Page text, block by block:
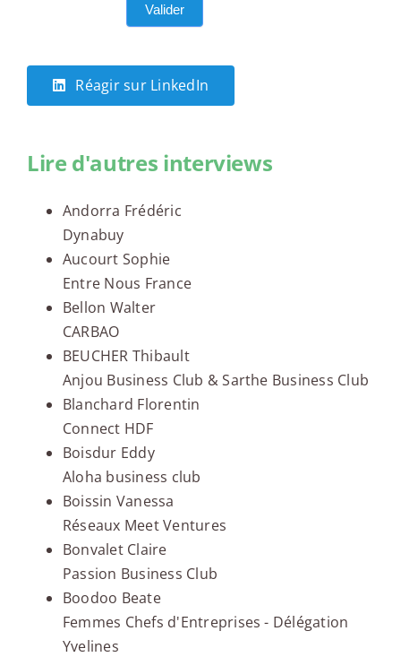
Valider
Réagir sur LinkedIn
Lire d'autres interviews
Andorra Frédéric
Dynabuy
Aucourt Sophie
Entre Nous France
Bellon Walter
CARBAO
BEUCHER Thibault
Anjou Business Club & Sarthe Business Club
Blanchard Florentin
Connect HDF
Boisdur Eddy
Aloha business club
Boissin Vanessa
Réseaux Meet Ventures
Bonvalet Claire
Passion Business Club
Boodoo Beate
Femmes Chefs d'Entreprises - Délégation
Yvelines